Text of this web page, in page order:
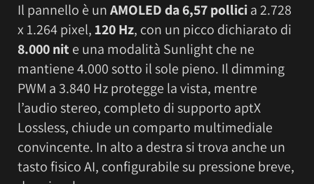
Il pannello è unAMOLED da 6,57 pollicia 2.728
x 1.264 pixel,120 Hz, con un picco dichiarato di
8.000 nit e una modalità Sunlight che ne
mantiene 4.000 sotto il sole pieno. Il dimming
PWM a 3.840 Hz protegge la vista, mentre
l’audio stereo, completo di supporto aptX
Lossless, chiude un comparto multimediale
convincente. In alto a destra si trova anche un
tasto fisico AI, configurabile su pressione breve,